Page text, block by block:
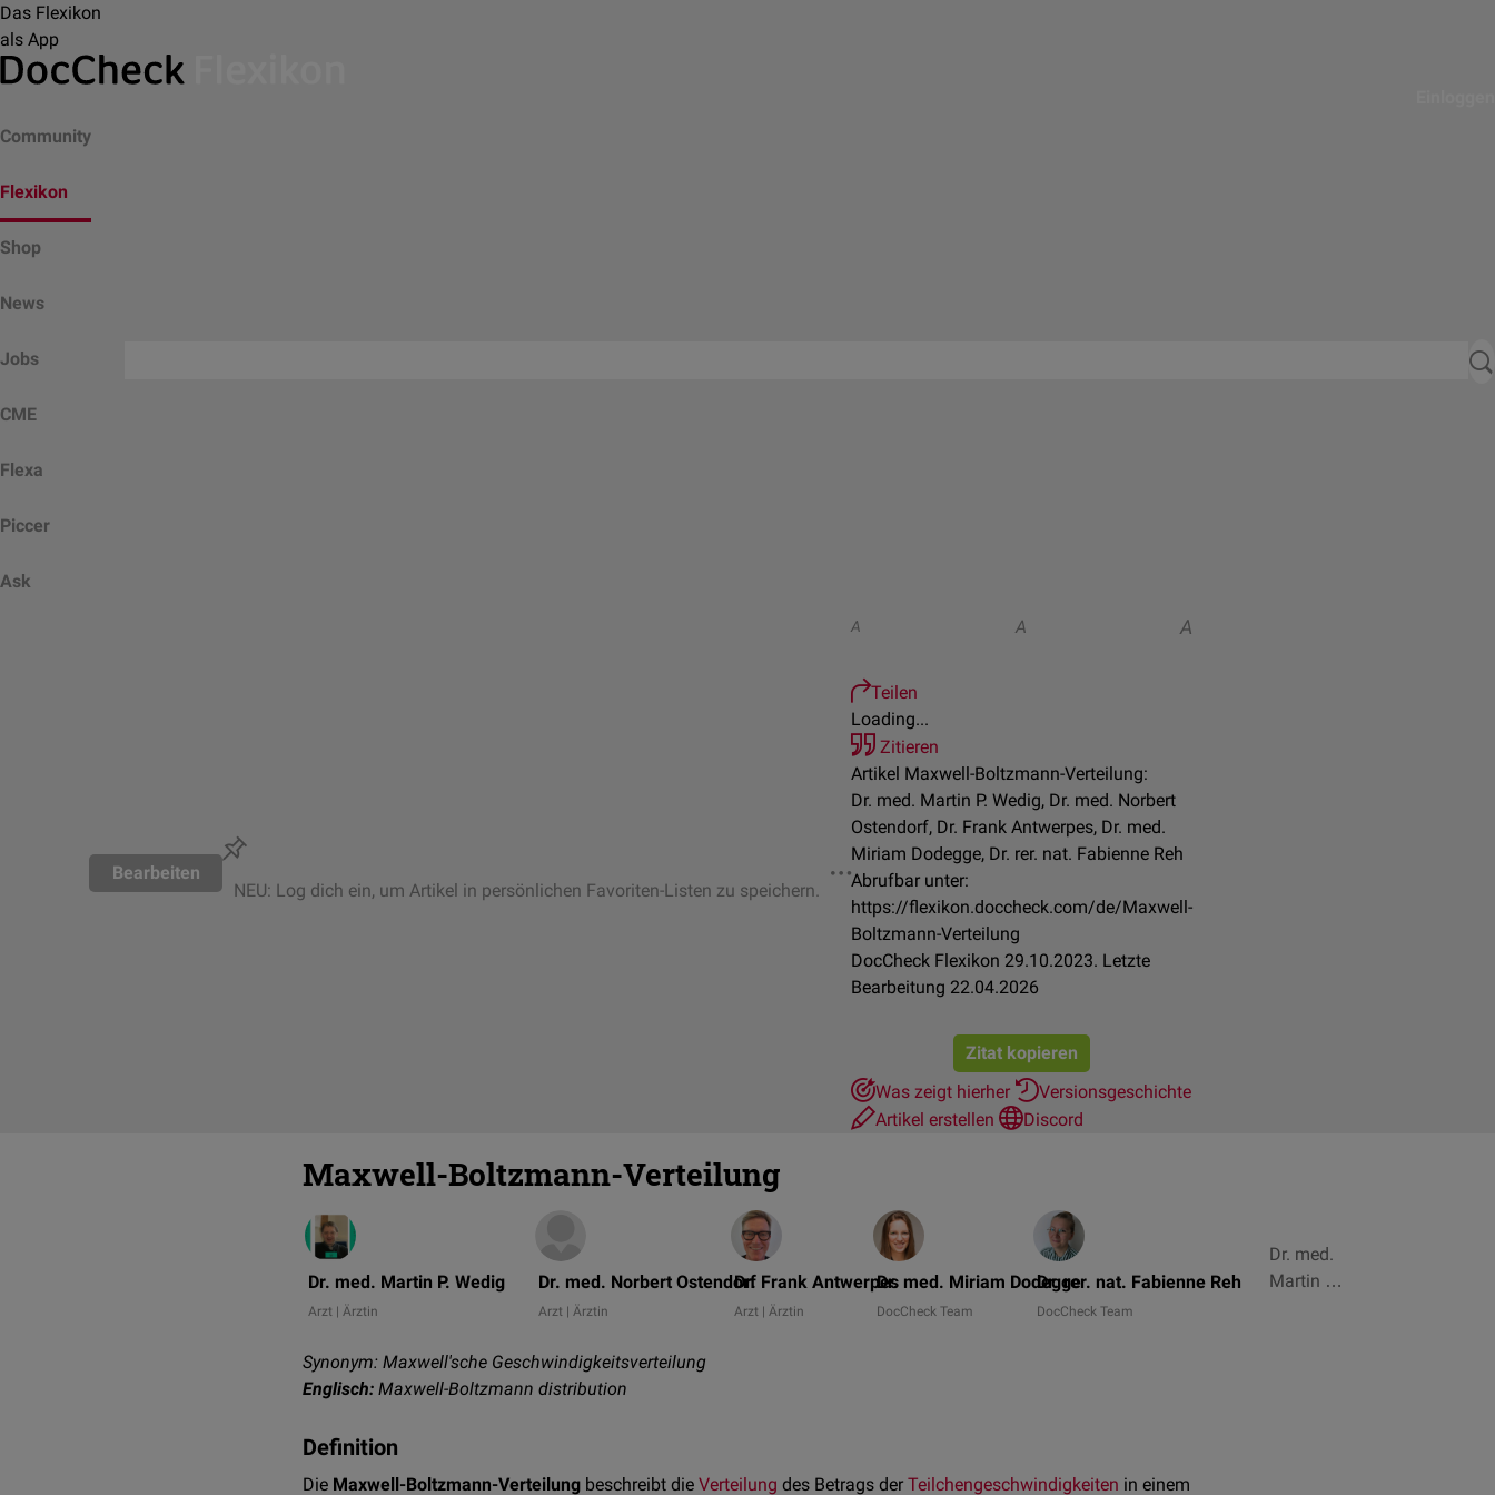
Das Flexikon
als App
Community
Flexikon
Shop
News
Jobs
CME
Flexa
Piccer
Ask
Bearbeiten
NEU: Log dich ein, um Artikel in persönlichen Favoriten-Listen zu speichern.
A A A
Teilen
Loading...
Zitieren
Artikel Maxwell-Boltzmann-Verteilung:
Dr. med. Martin P. Wedig, Dr. med. Norbert
Ostendorf, Dr. Frank Antwerpes, Dr. med.
Miriam Dodegge, Dr. rer. nat. Fabienne Reh
Abrufbar unter:
https://flexikon.doccheck.com/de/Maxwell-
Boltzmann-Verteilung
DocCheck Flexikon 29.10.2023. Letzte
Bearbeitung 22.04.2026
Zitat kopieren
Was zeigt hierher
Versionsgeschichte
Artikel erstellen
Discord
Maxwell-Boltzmann-Verteilung
Dr. med. Martin P. Wedig
Arzt | Ärztin
Dr. med. Norbert Ostendorf
Arzt | Ärztin
Dr. Frank Antwerpes
Arzt | Ärztin
Dr. med. Miriam Dodegge
DocCheck Team
Dr. rer. nat. Fabienne Reh
DocCheck Team
Dr. med.
Martin P.
Synonym: Maxwell'sche Geschwindigkeitsverteilung
Englisch: Maxwell-Boltzmann distribution
Definition
Die Maxwell-Boltzmann-Verteilung beschreibt die Verteilung des Betrags der Teilchengeschwindigkeiten in einem